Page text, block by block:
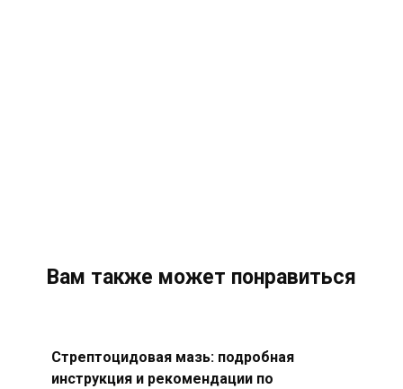
Вам также может понравиться
Стрептоцидовая мазь: подробная
инструкция и рекомендации по